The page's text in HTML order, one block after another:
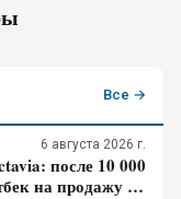
Все →
6 августа 2026 г.
после 10 000
на продажу –